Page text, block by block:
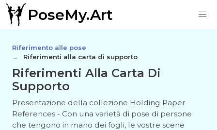
PoseMy.Art
Riferimento alle pose
Riferimenti alla carta di supporto
Riferimenti Alla Carta Di
Supporto
Presentazione della collezione Holding Paper
References - Con una varietà di pose di persone
che tengono in mano dei fogli, le vostre scene